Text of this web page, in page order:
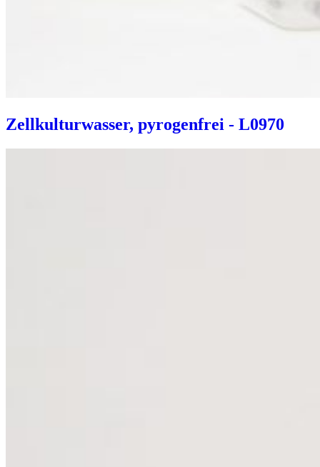
Zellkulturwasser, pyrogenfrei - L0970